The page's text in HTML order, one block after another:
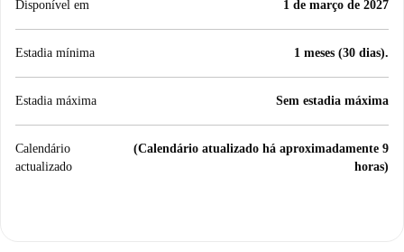
Disponível em 1 de março de 2027
Estadia mínima 1 meses (30 dias).
Estadia máxima Sem estadia máxima
Calendário
actualizado
(Calendário atualizado há aproximadamente 9
horas)